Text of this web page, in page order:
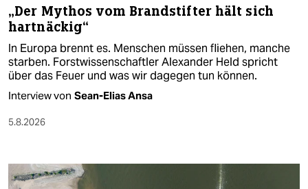
„Der Mythos vom Brandstifter hält sich
hartnäckig“
In Europa brennt es. Menschen müssen fliehen, manche
starben. Forstwissenschaftler Alexander Held spricht
über das Feuer und was wir dagegen tun können.
Interview von Sean-Elias Ansa
5.8.2026